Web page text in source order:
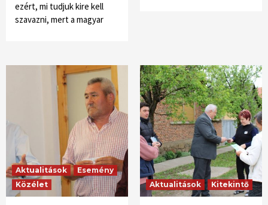
ezért, mi tudjuk kire kell
szavazni, mert a magyar
Aktualitások
Esemény
Közélet
Aktualitások Kitekintő